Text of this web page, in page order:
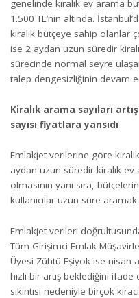
genelinde kiralık ev arama
1.500 TL’nin altında.
kiralık bütçeye sahip olanlar
ise 2 aydan uzun süredir
sürecinde normal seyre
talep dengesizliğinin devam
Kiralık arama sayıları
sayısı fiyatlara yansıdı
Emlakjet verilerine göre
aydan uzun süredir kiralık ev
olmasının yanı sıra,
kullanıcılar uzun süre
Emlakjet verileri
Tüm Girişimci Emlak
Üyesi Zühtü Eşiyok ise nisan
hızlı bir artış beklediğini
sıkıntısı nedeniyle birçok